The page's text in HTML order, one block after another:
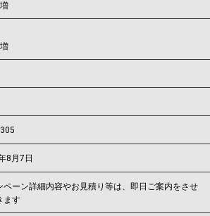
8月7日
ペーン詳細内容やお見積り等は、即日ご案内をさせ
ます